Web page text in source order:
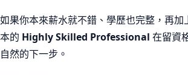
如果你本來薪水就不錯、學歷也完整，再加
本的 Highly Skilled Professional 在留資
自然的下一步。